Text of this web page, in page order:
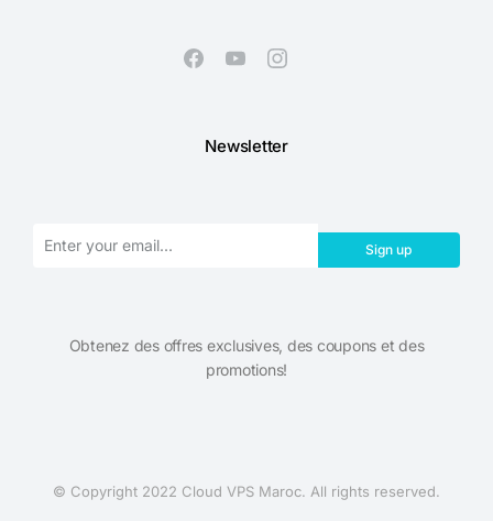
Newsletter
Sign up
Obtenez des offres exclusives, des coupons et des
promotions!​
© Copyright 2022 Cloud VPS Maroc. All rights reserved.